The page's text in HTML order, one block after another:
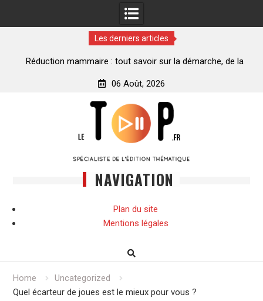
Les derniers articles
Réduction mammaire : tout savoir sur la démarche, de la
06 Août, 2026
NAVIGATION
Plan du site
Mentions légales
Home
Uncategorized
Quel écarteur de joues est le mieux pour vous ?